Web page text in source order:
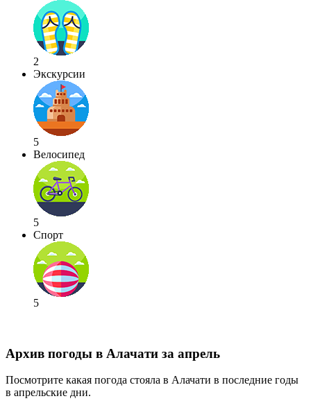
2
Экскурсии
5
Велосипед
5
Спорт
5
Архив погоды в Алачати за апрель
Посмотрите какая погода стояла в Алачати в последние годы
в апрельские дни.